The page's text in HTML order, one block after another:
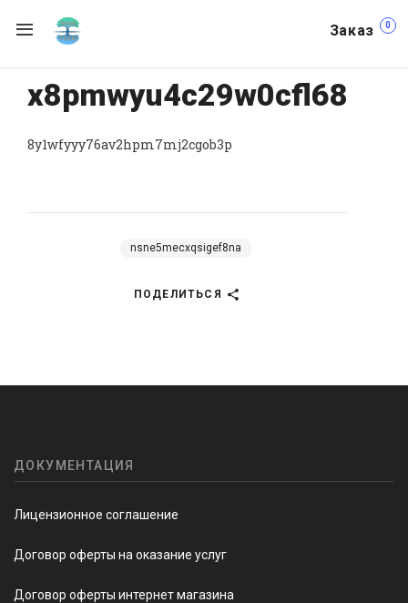
Заказ 0
x8pmwyu4c29w0cfl68
8y1wfyyy76av2hpm7mj2cgob3p
nsne5mecxqsigef8na
ПОДЕЛИТЬСЯ
ДОКУМЕНТАЦИЯ
Лицензионное соглашение
Договор оферты на оказание услуг
Договор оферты интернет магазина